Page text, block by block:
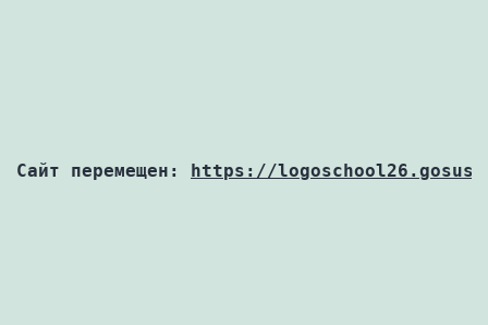
Сайт перемещен: https://